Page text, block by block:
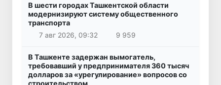
В шести городах Ташкентской области
модернизируют систему общественного
транспорта
7 авг 2026, 09:32
9 959
В Ташкенте задержан вымогатель,
требовавший у предпринимателя 360 тысяч
долларов за «урегулирование» вопросов со